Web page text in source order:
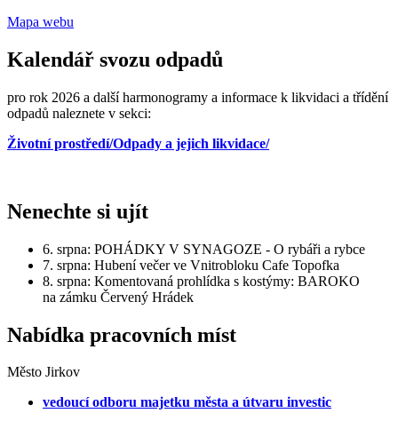
Mapa webu
Kalendář svozu odpadů
pro rok 2026 a další harmonogramy a informace k likvidaci a třídění
odpadů naleznete v sekci:
Životní prostředí/Odpady a jejich likvidace/
Nenechte si ujít
6. srpna: POHÁDKY V SYNAGOZE - O rybáři a rybce
7. srpna: Hubení večer ve Vnitrobloku Cafe Topofka
8. srpna: Komentovaná prohlídka s kostýmy: BAROKO
na zámku Červený Hrádek
Nabídka pracovních míst
Město Jirkov
vedoucí odboru majetku města a útvaru investic